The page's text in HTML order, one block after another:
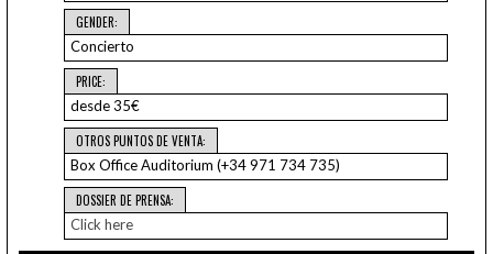
GENDER:
Concierto
PRICE:
desde 35€
OTROS PUNTOS DE VENTA:
Box Office Auditorium (+34 971 734 735)
DOSSIER DE PRENSA:
Click here